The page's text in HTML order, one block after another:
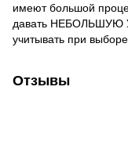
имеют большой
давать НЕБОЛЬШУЮ
учитывать при
Отзывы